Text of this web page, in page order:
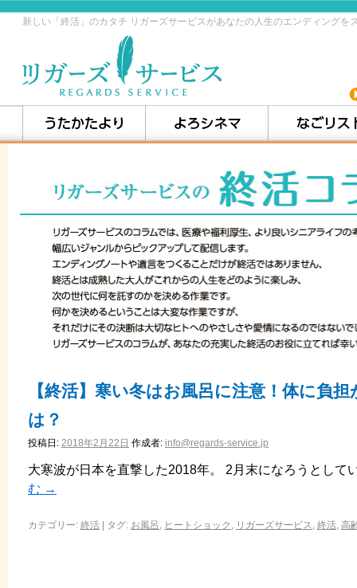
新しい「終活」のカタチ リガーズサービスがあなたの人生のエンディングを
【終活】寒い冬はお風呂に注意！体に負
は？
投稿日: 2018年2月22日 作成者: info@regards-service.jp
大寒波が日本を直撃した2018年。 2月末になろうとし
む →
カテゴリー: 終活 タグ: お風呂 , ヒートショック , リガーズサービス, 終活, 高